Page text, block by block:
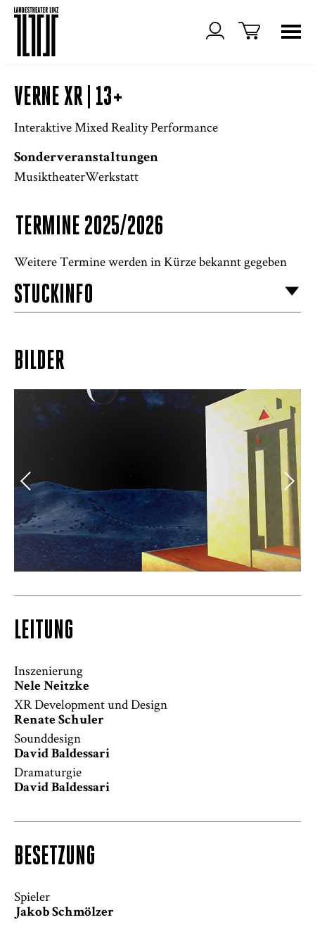
VERNE XR | 13+
Interaktive Mixed Reality Performance
Sonderveranstaltungen
MusiktheaterWerkstatt
TERMINE 2025/2026
Weitere Termine werden in Kürze bekannt gegeben
STÜCKINFO
.
Safety-PDF
BILDER
LEITUNG
Inszenierung
Nele Neitzke
XR Development und Design
Renate Schuler
Sounddesign
David Baldessari
Dramaturgie
David Baldessari
BESETZUNG
Spieler
Jakob Schmölzer